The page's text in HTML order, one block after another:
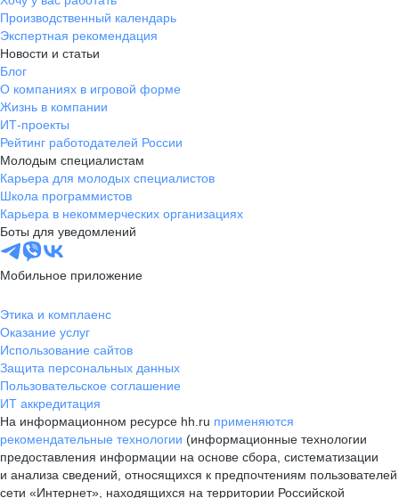
Производственный календарь
Экспертная рекомендация
Новости и статьи
Блог
О компаниях в игровой форме
Жизнь в компании
ИТ-проекты
Рейтинг работодателей России
Молодым специалистам
Карьера для молодых специалистов
Школа программистов
Карьера в некоммерческих организациях
Боты для уведомлений
Мобильное приложение
Этика и комплаенс
Оказание услуг
Использование сайтов
Защита персональных данных
Пользовательское соглашение
ИТ аккредитация
На информационном ресурсе hh.ru применяются
рекомендательные технологии (информационные технологии
предоставления информации на основе сбора, систематизации
и анализа сведений, относящихся к предпочтениям пользователей
сети «Интернет», находящихся на территории Российской